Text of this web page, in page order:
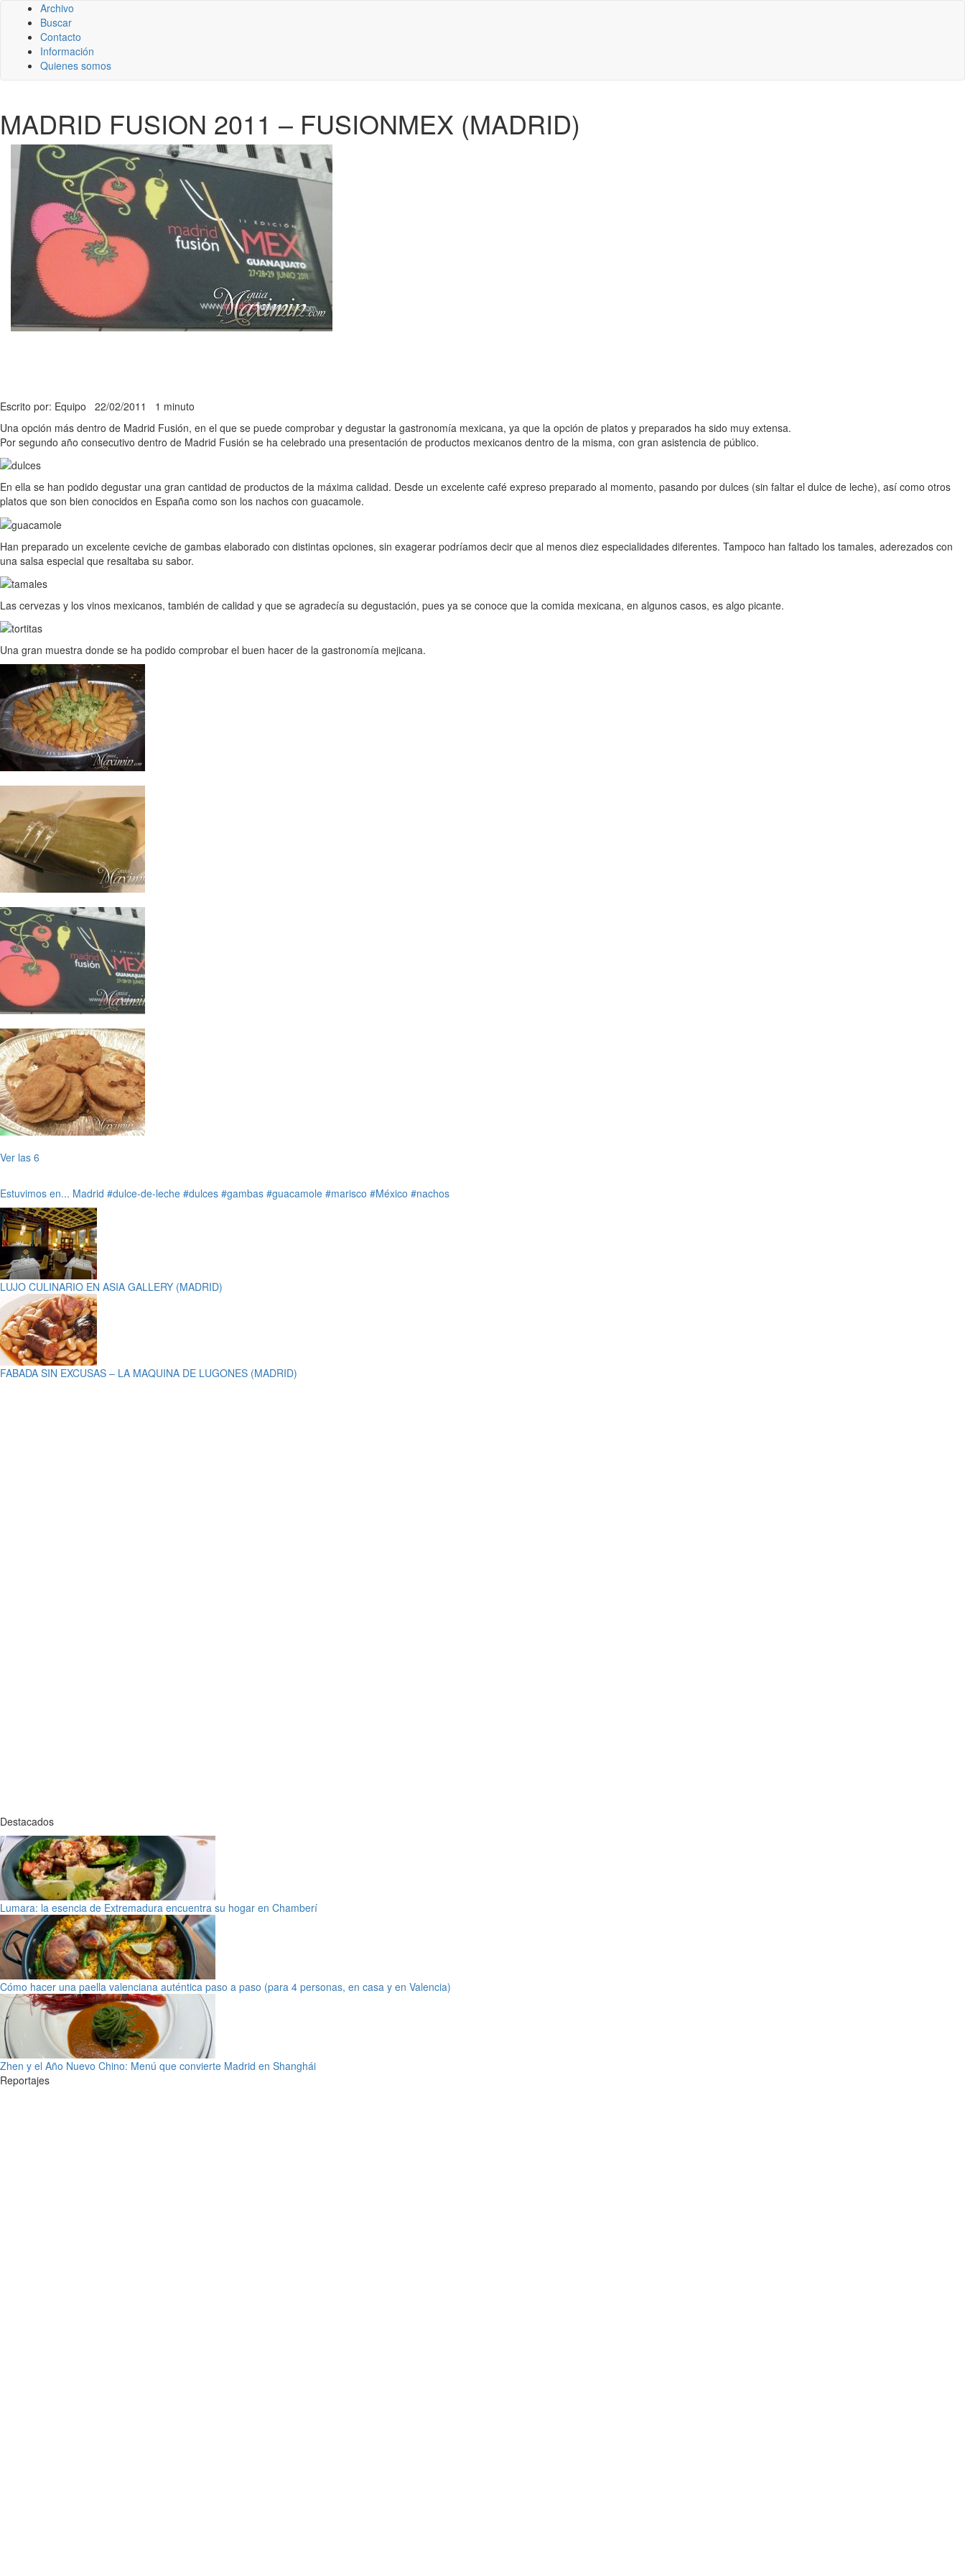
Archivo
Buscar
Contacto
Información
Quienes somos
MADRID FUSION 2011 – FUSIONMEX (MADRID)
Escrito por: Equipo 22/02/2011 1 minuto
Una opción más dentro de Madrid Fusión, en el que se puede comprobar y degustar la gastronomía mexicana, ya que la opción de platos y preparados ha sido muy extensa.
Por segundo año consecutivo dentro de Madrid Fusión se ha celebrado una presentación de productos mexicanos dentro de la misma, con gran asistencia de público.
En ella se han podido degustar una gran cantidad de productos de la máxima calidad. Desde un excelente café expreso preparado al momento, pasando por dulces (sin faltar el dulce de leche), así como otros
platos que son bien conocidos en España como son los nachos con guacamole.
Han preparado un excelente ceviche de gambas elaborado con distintas opciones, sin exagerar podríamos decir que al menos diez especialidades diferentes. Tampoco han faltado los tamales, aderezados con
una salsa especial que resaltaba su sabor.
Las cervezas y los vinos mexicanos, también de calidad y que se agradecía su degustación, pues ya se conoce que la comida mexicana, en algunos casos, es algo picante.
Una gran muestra donde se ha podido comprobar el buen hacer de la gastronomía mejicana.
Ver las 6
Estuvimos en... Madrid #dulce-de-leche #dulces #gambas #guacamole #marisco #México #nachos
LUJO CULINARIO EN ASIA GALLERY (MADRID)
FABADA SIN EXCUSAS – LA MAQUINA DE LUGONES (MADRID)
Destacados
Lumara: la esencia de Extremadura encuentra su hogar en Chamberí
Cómo hacer una paella valenciana auténtica paso a paso (para 4 personas, en casa y en Valencia)
Zhen y el Año Nuevo Chino: Menú que convierte Madrid en Shanghái
Reportajes